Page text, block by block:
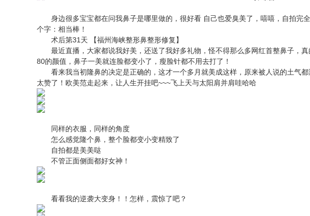
身边很多宝宝都在问我鼻子是哪里做的，很好看 自己也爱臭美了，嘻嘻，自拍完
个字：相当棒！
术后第31天 【福州海峡整形鼻整形修复】
最近直播，大家都说我好美，还送了我好多礼物，怪不得那么多网红首整鼻子，真
80的颜值，鼻子一美就连脸都变小了，瘦脸针都不用去打了！
看来我当初隆鼻的决定是正确的，这才一个多月就美成这样，原来被人说的土气都
太赞了！欧美范走起来，让人生开挂吧~~~飞上天与太阳肩并肩哇哈哈
同样的衣服，同样的角度
怎么感觉隆个鼻，整个脸都变小变精致了
自拍都是美美哒
不管正面侧面都好女神！
看看我的逆袭大变身！！怎样，震惊了吧？